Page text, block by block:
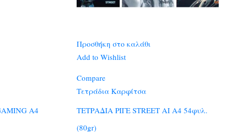
A4
Προσθήκη στο καλάθι
Add to Wishlist
Compare
Τετράδια Καρφίτσα
ΤΕΤΡΑΔΙΑ ΡΙΓΕ STREET AI A4 54φυλ.
(80gr)